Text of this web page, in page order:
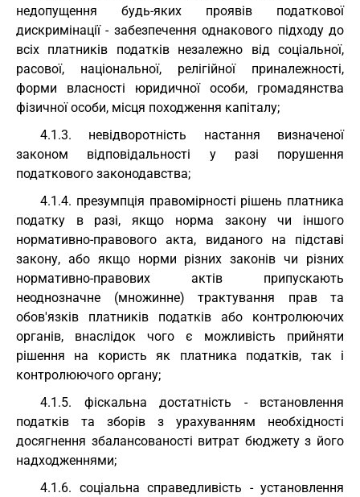
недопущення будь-яких проявів податкової
дискримінації - забезпечення однакового підходу до
всіх платників податків незалежно від соціальної,
расової, національної, релігійної приналежності,
форми власності юридичної особи, громадянства
фізичної особи, місця походження капіталу;
4.1.3. невідворотність настання визначеної
законом відповідальності у разі порушення
податкового законодавства;
4.1.4. презумпція правомірності рішень платника
податку в разі, якщо норма закону чи іншого
нормативно-правового акта, виданого на підставі
закону, або якщо норми різних законів чи різних
нормативно-правових актів припускають
неоднозначне (множинне) трактування прав та
обов'язків платників податків або контролюючих
органів, внаслідок чого є можливість прийняти
рішення на користь як платника податків, так і
контролюючого органу;
4.1.5. фіскальна достатність - встановлення
податків та зборів з урахуванням необхідності
досягнення збалансованості витрат бюджету з його
надходженнями;
4.1.6. соціальна справедливість - установлення